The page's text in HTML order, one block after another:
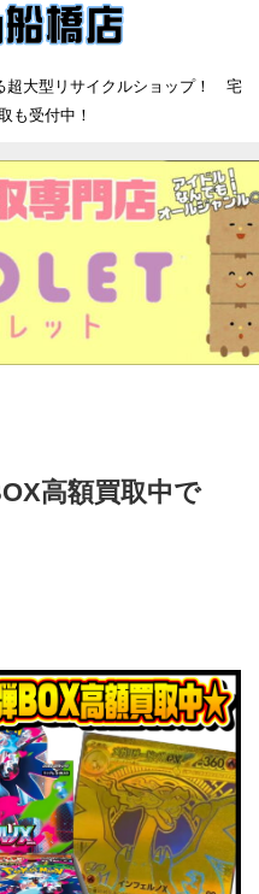
超大型リサイクルショップ！ 宅
も受付中！
高額買取中で